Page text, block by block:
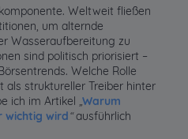
Weltweit fließen
um alternde
Wasseraufbereitung zu
sind politisch priorisiert –
Welche Rolle
als struktureller Treiber hinter
ich im Artikel „Warum
wichtig wird“ausführlich